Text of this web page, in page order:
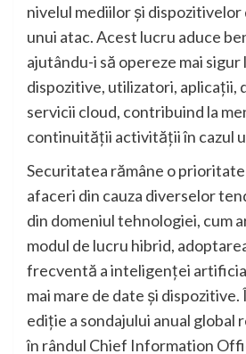
nivelul mediilor și dispozitivelor
unui atac. Acest lucru aduce
ajutându-i să opereze mai sigur
dispozitive, utilizatori, aplicații,
servicii cloud, contribuind la
continuității activității în cazul
Securitatea rămâne o
afaceri din cauza diverselor
din domeniul tehnologiei, cum
modul de lucru hibrid,
frecventă a inteligenței
mai mare de date și dispozitive.
ediție a sondajului anual global
în rândul Chief Information